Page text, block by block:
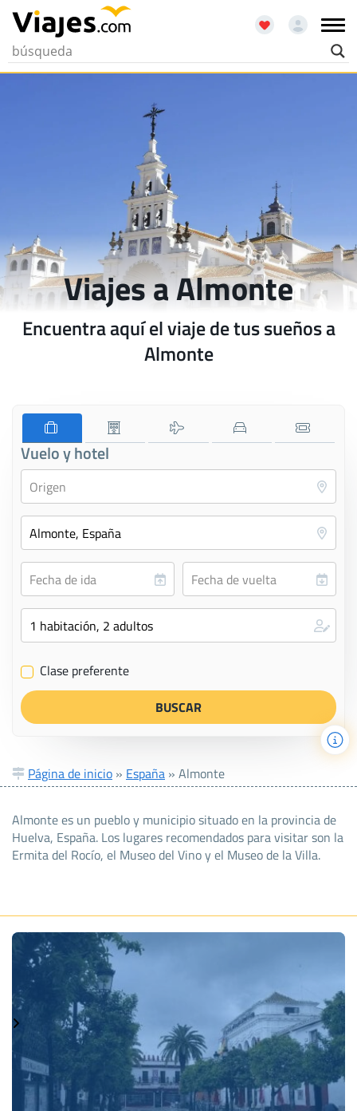
Viajes a Almonte
Encuentra aquí el viaje de tus sueños a
Almonte
Vuelo y hotel
✔ Clase preferente
Página de inicio » España » Almonte
Almonte es un pueblo y municipio situado en la provincia de
Huelva, España. Los lugares recomendados para visitar son la
Ermita del Rocío, el Museo del Vino y el Museo de la Villa.